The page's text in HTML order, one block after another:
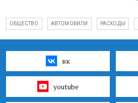
ОБЩЕСТВО АВТОМОБИЛИ РАСХОДЫ
вк
youtube